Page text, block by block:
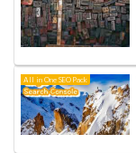
All in One SEO Pack